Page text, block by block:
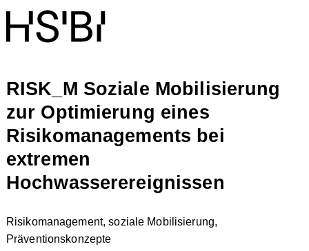
RISK_M Soziale Mobilisierung
zur Optimierung eines
Risikomanagements bei
extremen
Hochwasserereignissen
Risikomanagement, soziale Mobilisierung,
Präventionskonzepte